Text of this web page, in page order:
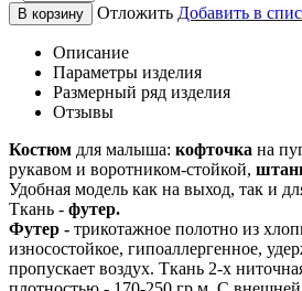
В корзину Отложить Добавить в
Описание
Параметры изделия
Размерный ряд изделия
Отзывы
Костюм для малыша: кофточка на
рукавом и воротником-стойкой,
Удобная модель как на выход, так и
Ткань - футер.
Футер - трикотажное полотно из
износостойкое, гипоаллергенное,
пропускает воздух. Ткань 2-х